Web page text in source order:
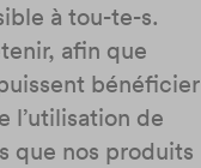
à tou-te-s.
afin que
bénéficier
l’utilisation de
que nos produits